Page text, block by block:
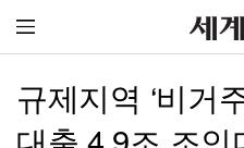
규제지역 ‘비거